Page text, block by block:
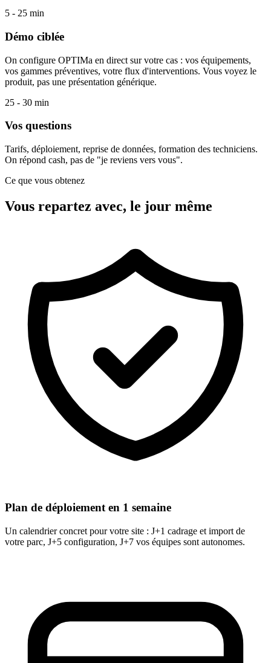
5 - 25 min
Démo ciblée
On configure OPTIMa en direct sur votre cas : vos équipements,
vos gammes préventives, votre flux d'interventions. Vous voyez le
produit, pas une présentation générique.
25 - 30 min
Vos questions
Tarifs, déploiement, reprise de données, formation des techniciens.
On répond cash, pas de "je reviens vers vous".
Ce que vous obtenez
Vous repartez avec, le jour même
Plan de déploiement en 1 semaine
Un calendrier concret pour votre site : J+1 cadrage et import de
votre parc, J+5 configuration, J+7 vos équipes sont autonomes.